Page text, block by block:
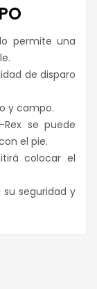
permite una
de disparo
y campo.
se puede
el pie.
colocar el
seguridad y